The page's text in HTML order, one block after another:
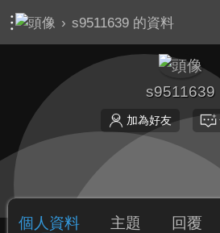
› s9511639 的資料
s9511639
加為好友
個人資料 主題 回覆